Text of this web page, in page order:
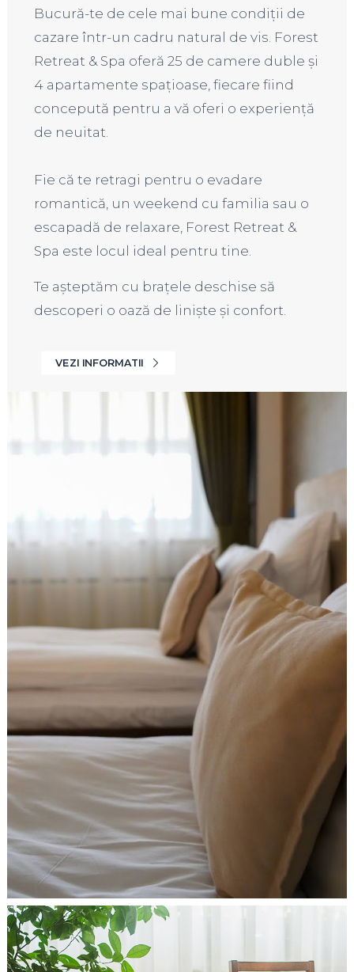
Bucură-te de cele mai bune condiții de
cazare într-un cadru natural de vis. Forest
Retreat & Spa oferă 25 de camere duble și
4 apartamente spațioase, fiecare fiind
concepută pentru a vă oferi o experiență
de neuitat.
Fie că te retragi pentru o evadare
romantică, un weekend cu familia sau o
escapadă de relaxare, Forest Retreat &
Spa este locul ideal pentru tine.
Te așteptăm cu brațele deschise să
descoperi o oază de liniște și confort.
VEZI INFORMATII